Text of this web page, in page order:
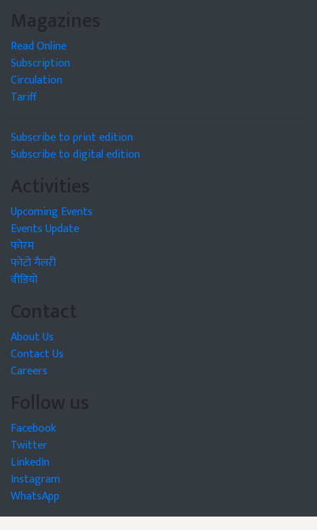
Magazines
Read Online
Subscription
Circulation
Tariff
Subscribe to print edition
Subscribe to digital edition
Activities
Upcoming Events
Events Update
फोरम
फोटो गैलरी
वीडियो
Contact
About Us
Contact Us
Careers
Follow us
Facebook
Twitter
LinkedIn
Instagram
WhatsApp